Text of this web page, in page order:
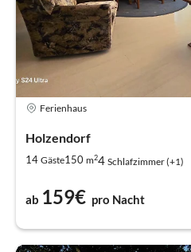
Ferienhaus
Holzendorf
14 Gäste150 m24 Schlafzimmer (+1)
ab 159€ pro Nacht